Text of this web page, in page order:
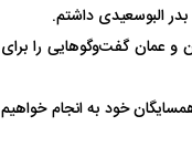
البوسعیدی داشتم.
عمان گفت‌وگوهایی را برای
خود به انجام خواهیم